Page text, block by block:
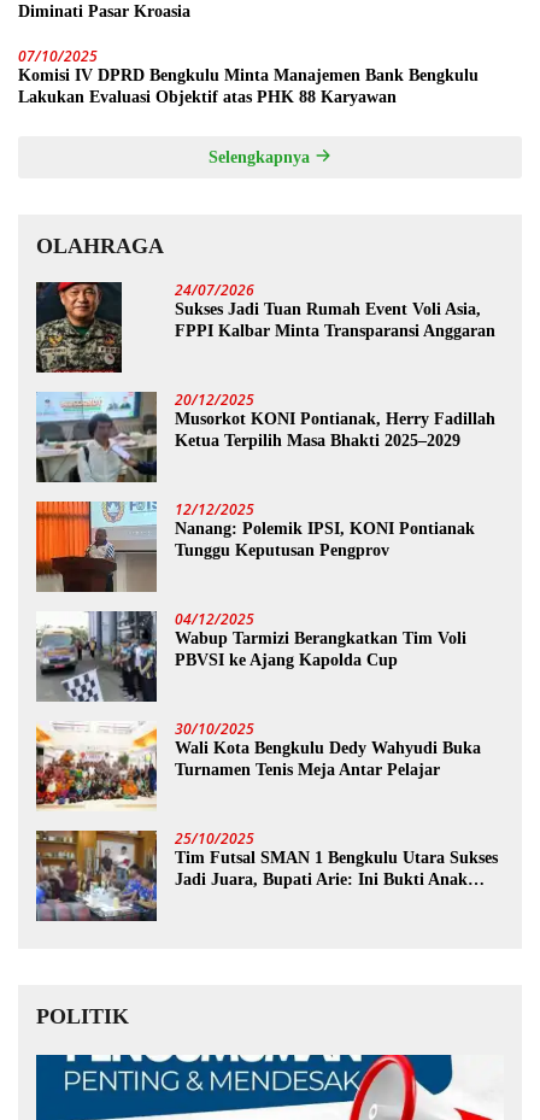
Diminati Pasar Kroasia
07/10/2025
Komisi IV DPRD Bengkulu Minta Manajemen Bank Bengkulu
Lakukan Evaluasi Objektif atas PHK 88 Karyawan
Selengkapnya
OLAHRAGA
24/07/2026
Sukses Jadi Tuan Rumah Event Voli Asia,
FPPI Kalbar Minta Transparansi Anggaran
20/12/2025
Musorkot KONI Pontianak, Herry Fadillah
Ketua Terpilih Masa Bhakti 2025–2029
12/12/2025
Nanang: Polemik IPSI, KONI Pontianak
Tunggu Keputusan Pengprov
04/12/2025
Wabup Tarmizi Berangkatkan Tim Voli
PBVSI ke Ajang Kapolda Cup
30/10/2025
Wali Kota Bengkulu Dedy Wahyudi Buka
Turnamen Tenis Meja Antar Pelajar
25/10/2025
Tim Futsal SMAN 1 Bengkulu Utara Sukses
Jadi Juara, Bupati Arie: Ini Bukti Anak
POLITIK